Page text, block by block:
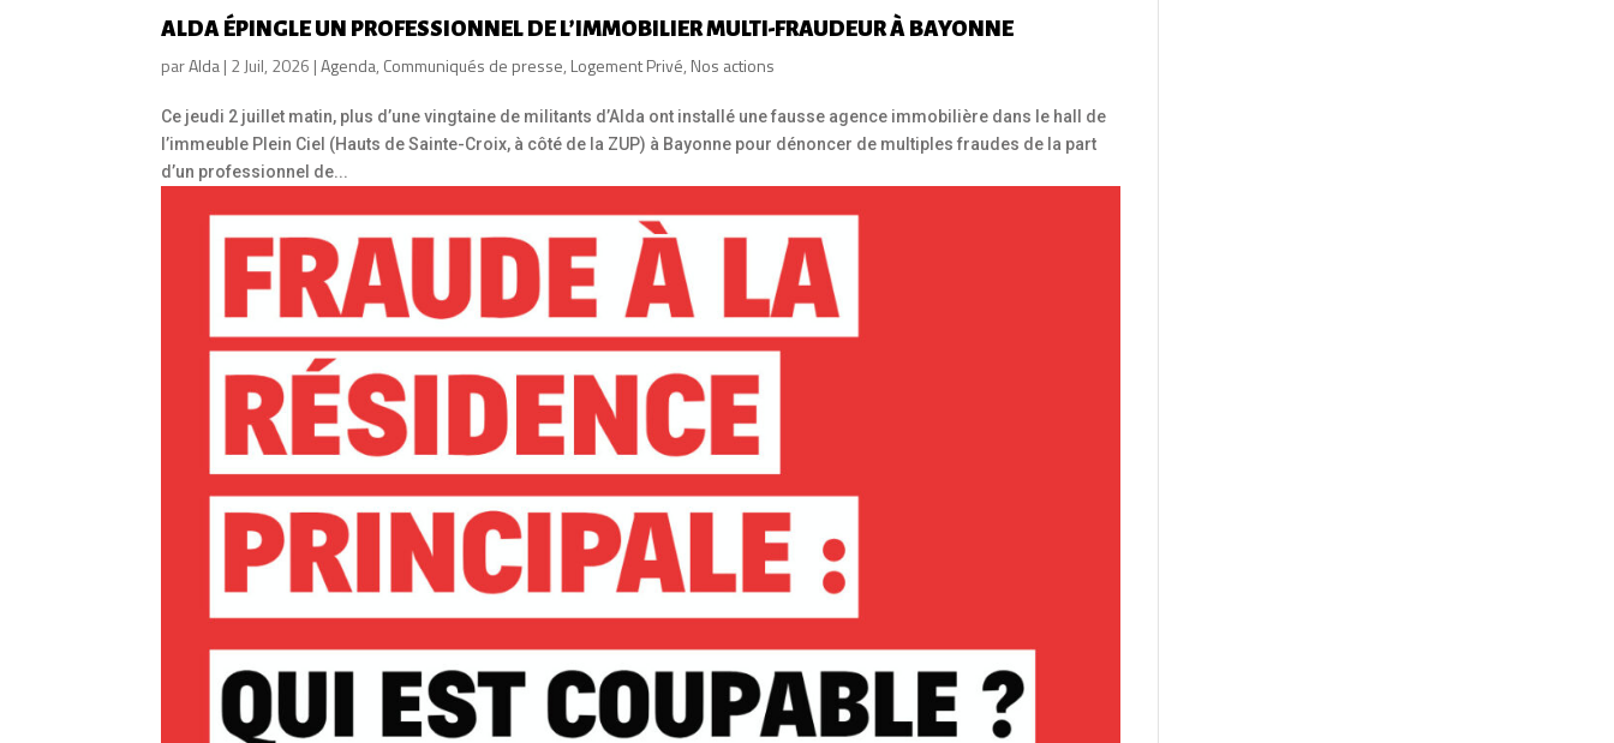
ALDA ÉPINGLE UN PROFESSIONNEL DE L’IMMOBILIER MULTI-FRAUDEUR À BAYONNE
parAlda| 2 Juil, 2026 |Agenda, Communiqués de presse, Logement Privé, Nos actions
Ce jeudi 2 juillet matin, plus d’une vingtaine de militants d’Alda ont installé une fausse agence immobilière dans le hall de
l’immeuble Plein Ciel (Hauts de Sainte-Croix, à côté de la ZUP) à Bayonne pour dénoncer de multiples fraudes de la part
d’un professionnel de...